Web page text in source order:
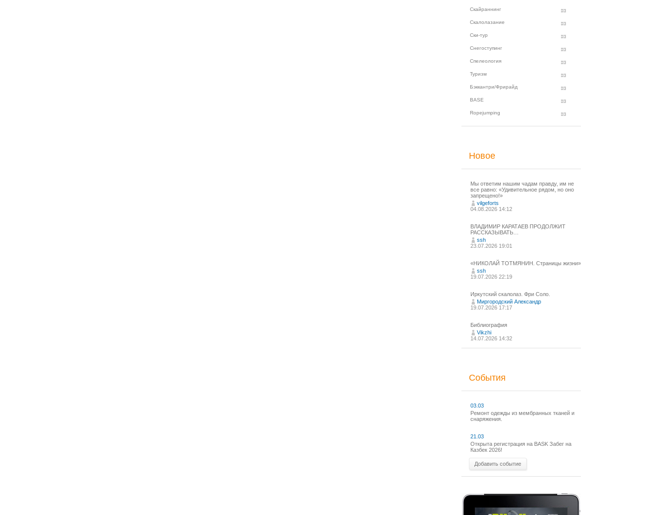
Скайраннинг
Скалолазание
Ски-тур
Снегоступинг
Спелеология
Туризм
Бэккантри/Фрирайд
BASE
Ropejumping
Новое
Мы ответим нашим чадам правду, им не
все равно: «Удивительное рядом, но оно
запрещено!»
vilgeforts
04.08.2026 14:12
ВЛАДИМИР КАРАТАЕВ ПРОДОЛЖИТ
РАССКАЗЫВАТЬ…
ssh
23.07.2026 19:01
«НИКОЛАЙ ТОТМЯНИН. Страницы жизни»
ssh
19.07.2026 22:19
Иркутский скалолаз. Фри Соло.
Миргородский Александр
19.07.2026 17:17
Библиография
Vikzhi
14.07.2026 14:32
События
03.03
Ремонт одежды из мембранных тканей и
снаряжения.
21.03
Открыта регистрация на BASK Забег на
Казбек 2026!
Добавить событие